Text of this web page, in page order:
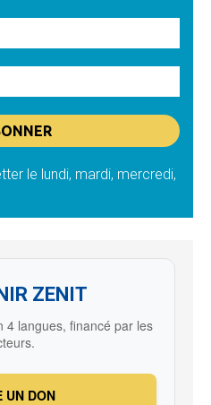
le lundi, mardi, mercredi,
ZENIT
4 langues, financé par les
UN DON